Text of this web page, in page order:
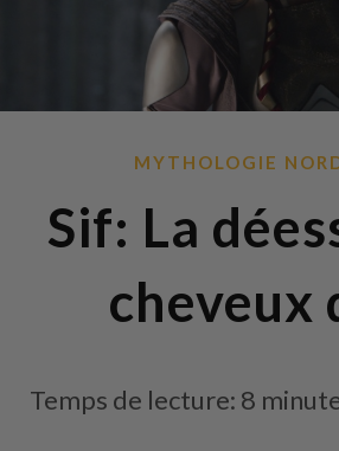
MYTHOLOGIE
Sif: La
cheveux
Temps de lecture: 8